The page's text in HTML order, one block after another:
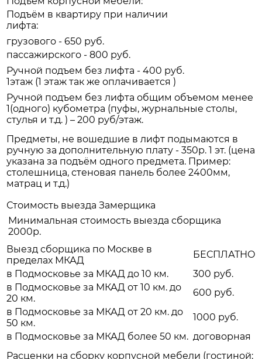
Подъём в квартиру при наличии
лифта:
грузового - 650 руб.
пассажирского - 800 руб.
Ручной подъем без лифта - 400 руб.
1этаж (1 этаж так же оплачивается )
Ручной подъем без лифта общим объемом менее
1(одного) кубометра (пуфы, журнальные столы,
стулья и т.д. ) – 200 руб/этаж.
Предметы, не вошедшие в лифт подымаются в
ручную за дополнительную плату - 350р. 1 эт. (цена
указана за подъём одного предмета. Пример:
столешница, стеновая панель более 2400мм,
матрац и т.д.)
Стоимость выезда Замерщика
Минимальная стоимость выезда сборщика
2000р.
Выезд сборщика по Москве в
пределах МКАД
БЕСПЛАТНО
в Подмосковье за МКАД до 10 км.
300 руб.
в Подмосковье за МКАД от 10 км. до
20 км.
600 руб.
в Подмосковье за МКАД от 20 км. до
50 км.
1000 руб.
в Подмосковье за МКАД более 50 км. договорная
Расценки на сборку корпусной мебели (гостиной;